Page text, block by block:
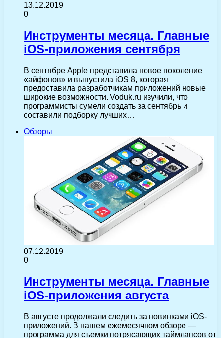
13.12.2019
0
Инструменты месяца. Главные
iOS-приложения сентября
В сентябре Apple представила новое поколение
«айфонов» и выпустила iOS 8, которая
предоставила разработчикам приложений новые
широкие возможности. Voduk.ru изучили, что
программисты сумели создать за сентябрь и
составили подборку лучших…
Обзоры
07.12.2019
0
Инструменты месяца. Главные
iOS-приложения августа
В августе продолжали следить за новинками iOS-
приложений. В нашем ежемесячном обзоре —
программа для съемки потрясающих таймлапсов от